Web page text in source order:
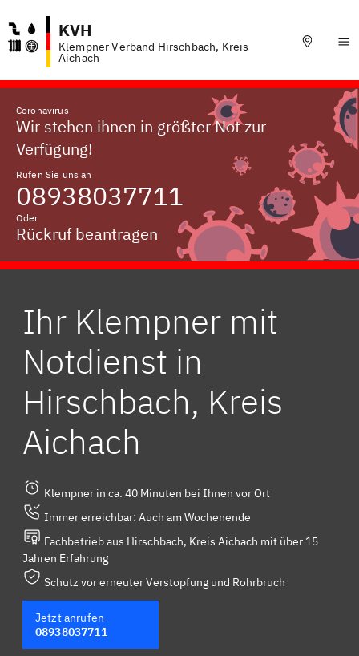
KVH
Klempner Verband Hirschbach, Kreis
Aichach
Coronavirus
Wir stehen ihnen in größter Not zur
Verfügung!
Rufen Sie uns an
08938037711
Oder
Rückruf beantragen
Ihr Klempner mit
Notdienst in
Hirschbach, Kreis
Aichach
Klempner in ca. 40 Minuten bei Ihnen vor Ort
Immer erreichbar: Auch am Wochenende
Fachbetrieb aus Hirschbach, Kreis Aichach mit über 15
Jahren Erfahrung
Schutz vor erneuter Verstopfung und Rohrbruch
Jetzt anrufen
08938037711